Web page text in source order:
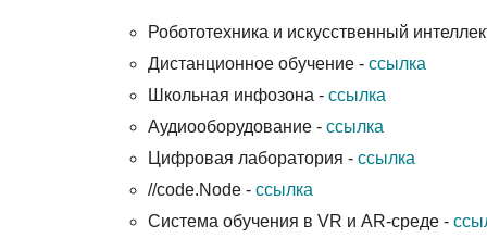
Робототехника и искусственный
Дистанционное обучение - ссылка
Школьная инфозона - ссылка
Аудиооборудование - ссылка
Цифровая лаборатория - ссылка
//code.Node - ссылка
Система обучения в VR и AR-среде -